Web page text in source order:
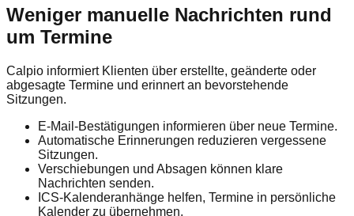
Weniger manuelle Nachrichten rund
um Termine
Calpio informiert Klienten über erstellte, geänderte oder
abgesagte Termine und erinnert an bevorstehende
Sitzungen.
E-Mail-Bestätigungen informieren über neue Termine.
Automatische Erinnerungen reduzieren vergessene
Sitzungen.
Verschiebungen und Absagen können klare
Nachrichten senden.
ICS-Kalenderanhänge helfen, Termine in persönliche
Kalender zu übernehmen.